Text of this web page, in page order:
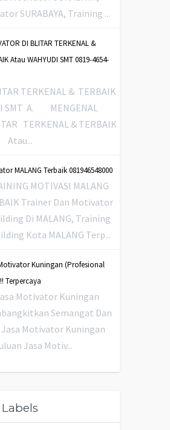
SURABAYA, Training ...
DI BLITAR TERKENAL &
Atau WAHYUDI SMT 0819-4654-
TERKENAL & TERBAIK
SMT A. MENGENAL
TERKENAL & TERBAIK
Atau...
MALANG Terbaik 081946548000
MOTIVASI MALANG
Trainer Dan Motivator
Di MALANG, Training
Kota MALANG Terp...
Kuningan (Profesional
Terpercaya
Motivator Kuningan
Semangat Dan
Motivator Kuningan
Jasa Motiv...
Labels